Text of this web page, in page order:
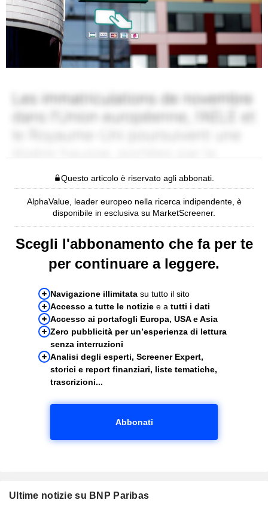
Questo articolo è riservato agli abbonati.
AlphaValue, leader europeo nella ricerca indipendente, è
disponibile in esclusiva su MarketScreener.
Scegli l'abbonamento che fa per te
per continuare a leggere.
Navigazione illimitata su tutto il sito
Accesso a tutte le notizie e a tutti i dati
Accesso ai portafogli Europa, USA e Asia
Zero pubblicità per un’esperienza di lettura
senza interruzioni
Analisi degli esperti, Screener Expert,
storici e report finanziari, liste tematiche,
trascrizioni...
Abbonati
Ultime notizie su BNP Paribas